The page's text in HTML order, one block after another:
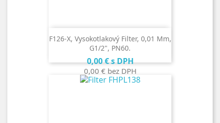
F126-X, Vysokotlakový Filter, 0,01 Μm,
G1/2", PN60.
Cena
0,00 €s DPH
0,00 € bez DPH